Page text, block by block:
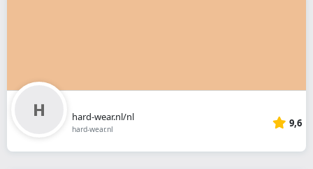
hard-wear.nl/nl
hard-wear.nl 9,6